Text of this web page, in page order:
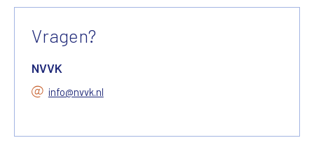
Vragen?
NVVK
info@nvvk.nl